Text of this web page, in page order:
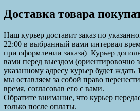
Доставка товара
Наш курьер доставит заказ по
22:00 в выбранный вами интервал
при оформлении заказа). Курьер
вами перед выездом (ориентировочно
указанному адресу курьер будет ждать
мы оставляем за собой право
время, согласовав его с вами.
Обратите внимание, что курьер
только после оплаты.